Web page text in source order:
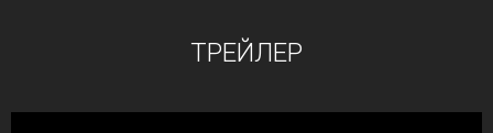
ТРЕЙЛЕР